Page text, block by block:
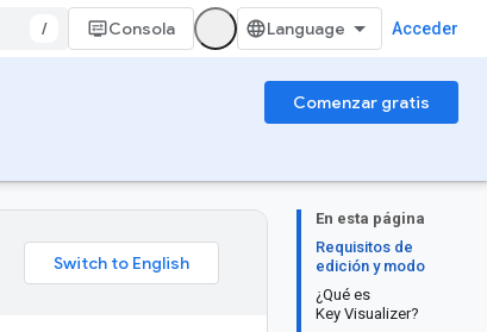
/ Consola Acceder
Comenzar gratis
En esta página
Requisitos de
edición y modo
¿Qué es
Key Visualizer?